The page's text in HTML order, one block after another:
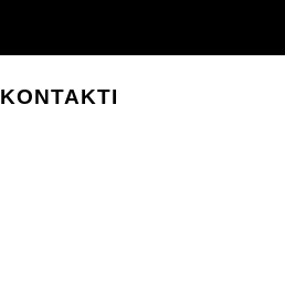
KONTAKTI